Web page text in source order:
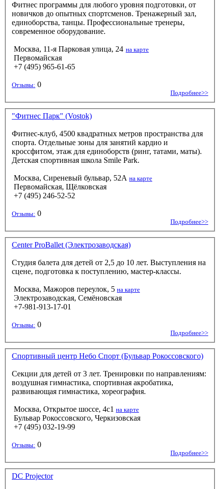
Фитнес программы для любого уровня подготовки, от
новичков до опытных спортсменов. Тренажерный зал,
единоборства, танцы. Профессиональные тренеры,
современное оборудование.
Москва, 11-я Парковая улица, 24 на карте
Первомайская
+7 (495) 965-61-65
Отзывы: 0
Подробнее>>
"Фитнес Парк" (Vostok)
Фитнес-клуб, 4500 квадратных метров пространства для
спорта. Отдельные зоны для занятий кардио и
кроссфитом, этаж для единоборств (ринг, татами, маты).
Детская спортивная школа Smile Park.
Москва, Сиреневый бульвар, 52А на карте
Первомайская, Щёлковская
+7 (495) 246-52-52
Отзывы: 0
Подробнее>>
Center ProBallet (Электрозаводская)
Студия балета для детей от 2,5 до 10 лет. Выступления на
сцене, подготовка к поступлению, мастер-классы.
Москва, Мажоров переулок, 5 на карте
Электрозаводская, Семёновская
+7-981-913-17-01
Отзывы: 0
Подробнее>>
Спортивный центр Небо Спорт (Бульвар Рокоссовского)
Секции для детей от 3 лет. Тренировки по направлениям:
воздушная гимнастика, спортивная акробатика,
развивающая гимнастика, хореография.
Москва, Открытое шоссе, 4с1 на карте
Бульвар Рокоссовского, Черкизовская
+7 (495) 032-19-99
Отзывы: 0
Подробнее>>
DC Projector